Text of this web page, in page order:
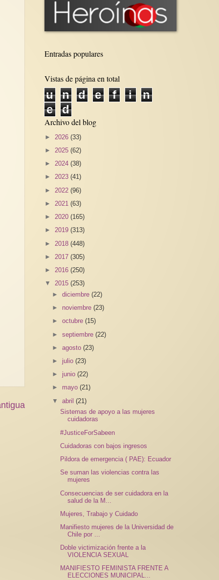
Entradas populares
Vistas de página en total
u n d e f i
n
e
d
Archivo del blog
► 2026 (33)
► 2025 (62)
► 2024 (38)
► 2023 (41)
► 2022 (96)
► 2021 (63)
► 2020 (165)
► 2019 (313)
► 2018 (448)
► 2017 (305)
► 2016 (250)
▼ 2015 (253)
►diciembre(22)
► noviembre(23)
►octubre(15)
►septiembre(22)
►agosto(23)
► julio(23)
► junio(22)
► mayo(21)
▼abril(21)
Sistemas de apoyo a las mujeres
cuidadoras
#JusticeForSabeen
Cuidadoras con bajos ingresos
Pildora de emergencia ( PAE): Ecuador
Se suman las violencias contra las
mujeres
Consecuencias de ser cuidadora en la
salud de la M...
Mujeres, Trabajo y Cuidado
Manifiesto mujeres de la Universidad de
Chile por ...
Doble victimización frente a la
VIOLENCIA SEXUAL
MANIFIESTO FEMINISTA FRENTE A
ELECCIONES MUNICIPAL...